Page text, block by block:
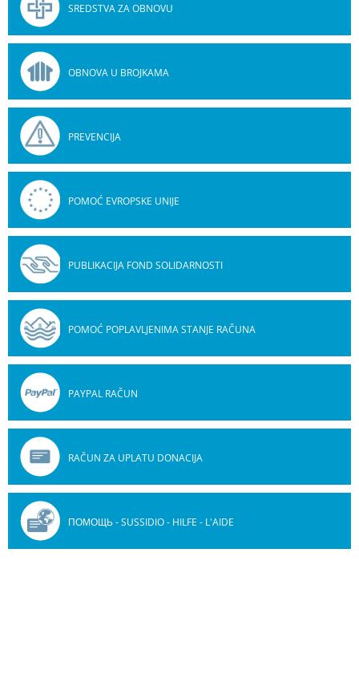
SREDSTVA ZA OBNOVU
OBNOVA U BROJKAMA
PREVENCIJA
POMOĆ EVROPSKE UNIJE
PUBLIKACIJA FOND SOLIDARNOSTI
POMOĆ POPLAVLJENIMA STANJE RAČUNA
PAYPAL RAČUN
RAČUN ZA UPLATU DONACIJA
ПОМОЩЬ - SUSSIDIO - HILFE - L'AIDE